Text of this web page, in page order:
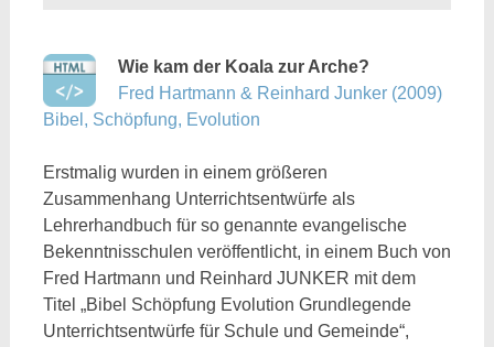
Wie kam der Koala zur Arche?
Fred Hartmann & Reinhard Junker (2009)
Bibel, Schöpfung, Evolution
Erstmalig wurden in einem größeren
Zusammenhang Unterrichtsentwürfe als
Lehrerhandbuch für so genannte evangelische
Bekenntnisschulen veröffentlicht, in einem Buch von
Fred Hartmann und Reinhard JUNKER mit dem
Titel „Bibel Schöpfung Evolution Grundlegende
Unterrichtsentwürfe für Schule und Gemeinde“,